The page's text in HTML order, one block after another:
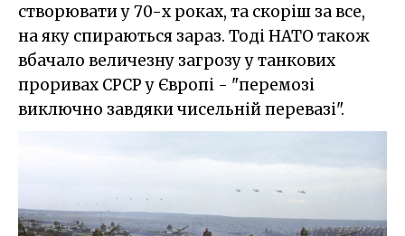
створювати у 70-х роках, та скоріш за все,
на яку спираються зараз. Тоді НАТО також
вбачало величезну загрозу у танкових
проривах СРСР у Європі - "перемозі
виключно завдяки чисельній перевазі".